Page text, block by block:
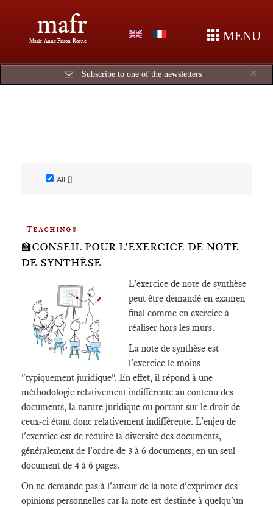
mafr
Marie-Anne Frison-Roche MENU
×
Subscribe to one of the newsletters
All []
Teachings
🏫CONSEIL POUR L'EXERCICE DE NOTE
DE SYNTHÈSE
L'exercice de note de synthèse
peut être demandé en examen
final comme en exercice à
réaliser hors les murs.
La note de synthèse est
l'exercice le moins
"typiquement juridique". En effet, il répond à une
méthodologie relativement indifférente au contenu des
documents, la nature juridique ou portant sur le droit de
ceux-ci étant donc relativement indifférente. L'enjeu de
l'exercice est de réduire la diversité des documents,
généralement de l'ordre de 3 à 6 documents, en un seul
document de 4 à 6 pages.
On ne demande pas à l'auteur de la note d'exprimer des
opinions personnelles car la note est destinée à quelqu'un